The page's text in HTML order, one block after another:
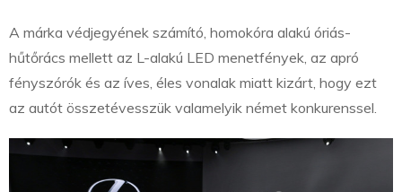
A márka védjegyének számító, homokóra alakú óriás-
hűtőrács mellett az L-alakú LED menetfények, az apró
fényszórók és az íves, éles vonalak miatt kizárt, hogy ezt
az autót összetévesszük valamelyik német konkurenssel.